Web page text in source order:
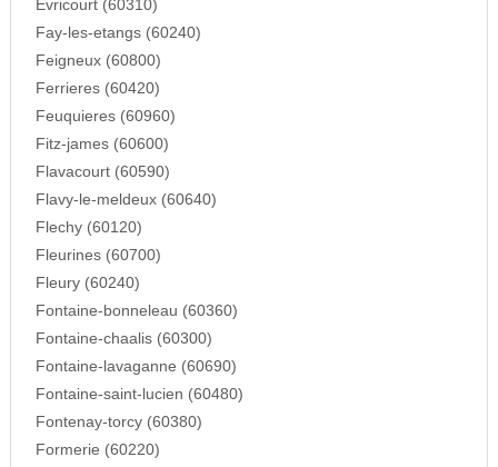
Evricourt (60310)
Fay-les-etangs (60240)
Feigneux (60800)
Ferrieres (60420)
Feuquieres (60960)
Fitz-james (60600)
Flavacourt (60590)
Flavy-le-meldeux (60640)
Flechy (60120)
Fleurines (60700)
Fleury (60240)
Fontaine-bonneleau (60360)
Fontaine-chaalis (60300)
Fontaine-lavaganne (60690)
Fontaine-saint-lucien (60480)
Fontenay-torcy (60380)
Formerie (60220)